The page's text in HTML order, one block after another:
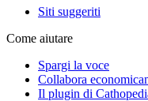
Siti suggeriti
Come aiutare
Spargi la voce
Collabora
Il plugin di